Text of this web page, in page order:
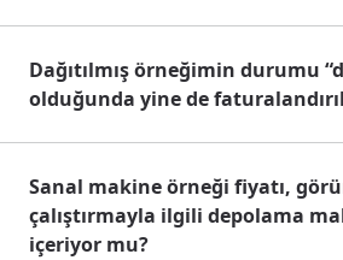
Dağıtılmış örneğimin durumu
olduğunda yine de
Sanal makine örneği fiyatı,
çalıştırmayla ilgili depolama
içeriyor mu?